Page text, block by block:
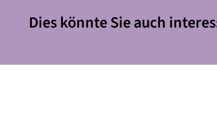
Dies könnte Sie auch